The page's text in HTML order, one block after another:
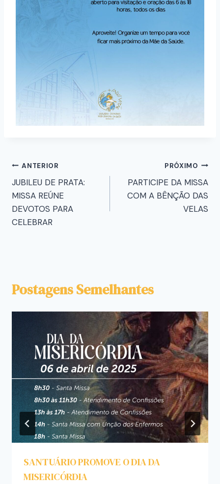
ANTERIOR
JUBILEU DE PRATA:
MISSA REÚNE
DEVOTOS PARA
CELEBRAR
PRÓXIMO
PARTICIPE DA MISSA
COM A BÊNÇÃO DAS
VELAS
Postagens Semelhantes
SANTUÁRIO PROMOVE O DIA DA
MISERICÓRDIA